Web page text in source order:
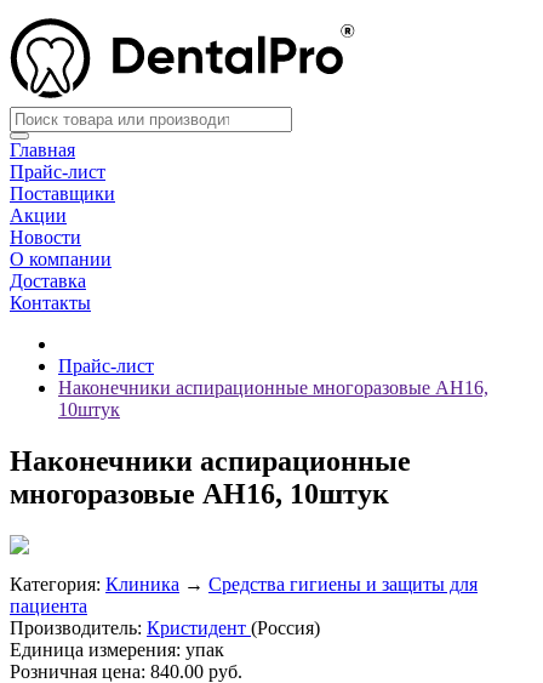
Главная
Прайс-лист
Поставщики
Акции
Новости
О компании
Доставка
Контакты
Прайс-лист
Наконечники аспирационные многоразовые АН16,
10штук
Наконечники аспирационные
многоразовые АН16, 10штук
Категория: Клиника → Средства гигиены и защиты для
пациента
Производитель: Кристидент (Россия)
Единица измерения: упак
Розничная цена: 840.00 руб.